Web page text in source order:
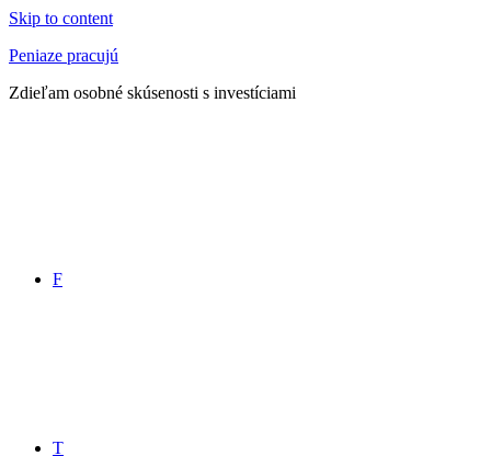
Skip to content
Peniaze pracujú
Zdieľam osobné skúsenosti s investíciami
F
T